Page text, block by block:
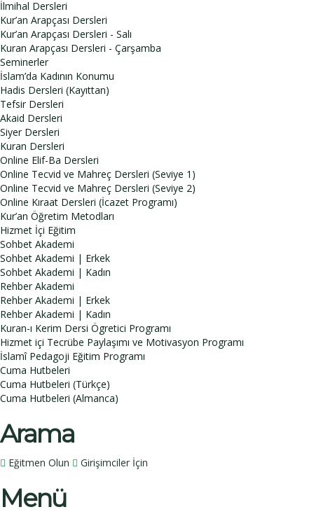
İlmihal Dersleri
Kur’an Arapçası Dersleri
Kur’an Arapçası Dersleri - Salı
Kuran Arapçası Dersleri - Çarşamba
Seminerler
İslam’da Kadının Konumu
Hadis Dersleri (Kayıttan)
Tefsir Dersleri
Akaid Dersleri
Siyer Dersleri
Kuran Dersleri
Online Elif-Ba Dersleri
Online Tecvid ve Mahreç Dersleri (Seviye 1)
Online Tecvid ve Mahreç Dersleri (Seviye 2)
Online Kıraat Dersleri (İcazet Programı)
Kur’an Öğretim Metodları
Hizmet İçi Eğitim
Sohbet Akademi
Sohbet Akademi | Erkek
Sohbet Akademi | Kadın
Rehber Akademi
Rehber Akademi | Erkek
Rehber Akademi | Kadın
Kuran-ı Kerim Dersi Ögretici Programı
Hizmet içi Tecrübe Paylaşımı ve Motivasyon Programı
İslamî Pedagoji Eğitim Programı
Cuma Hutbeleri
Cuma Hutbeleri (Türkçe)
Cuma Hutbeleri (Almanca)
Arama
Eğitmen Olun Girişimciler İçin
Menü